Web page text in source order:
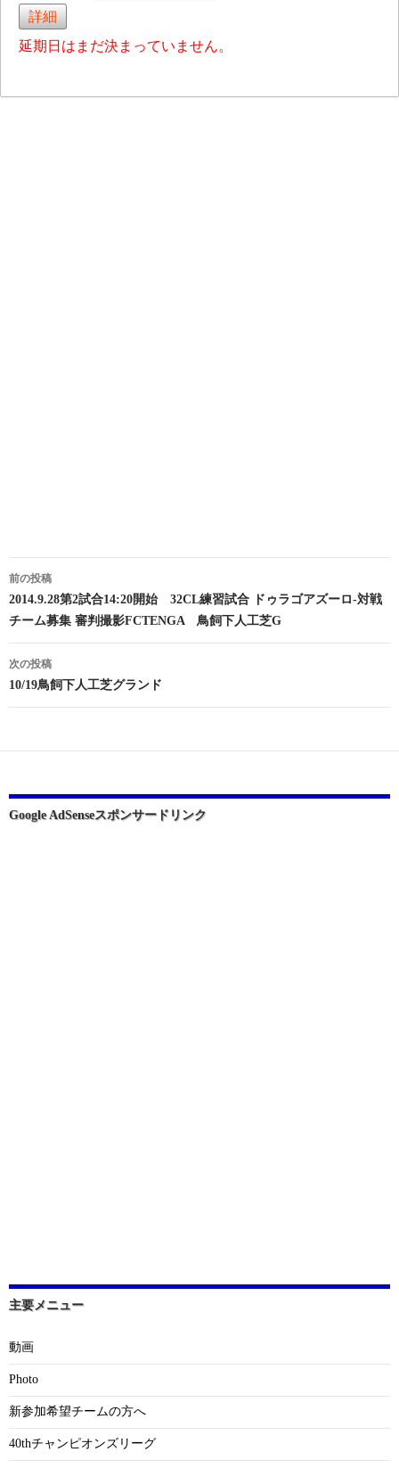
詳細
延期日はまだ決まっていません。
投
稿
ナ
ビ
ゲ
シ
ョ
ン
前の投稿
2014.9.28第2試合14:20開始 32CL練習試合 ドゥラゴアズーロ-対戦
チーム募集 審判撮影FCTENGA 鳥飼下人工芝G
次の投稿
10/19鳥飼下人工芝グランド
Google AdSenseスポンサードリンク
主要メニュー
動画
Photo
新参加希望チームの方へ
40thチャンピオンズリーグ